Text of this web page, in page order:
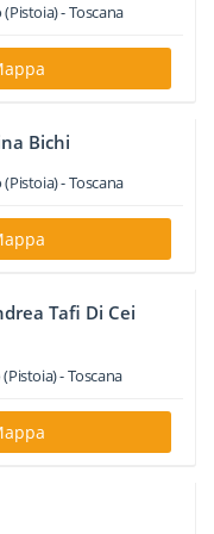
(Pistoia) -Toscana
Bichi
(Pistoia) -Toscana
Tafi Di Cei
(Pistoia) -Toscana